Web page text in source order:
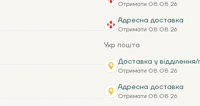
Отримати 08.08.26
Адресна доставка
Отримати 08.08.26
Укр пошта
Доставка у
Отримати 08.08.26
Адресна доставка
Отримати 08.08.26